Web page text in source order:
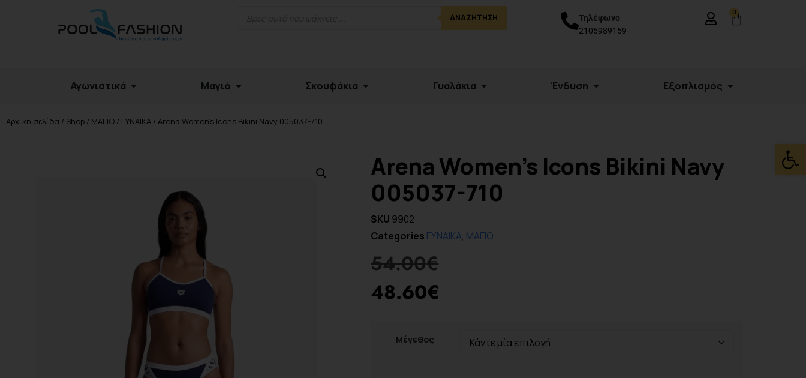
ΑΝΑΖΉΤΗΣΗ
Τηλέφωνο
2105989159
0
Αγωνιστικά Μαγιό Σκουφάκια Γυαλάκια Ένδυση Εξοπλισμός
Αρχική σελίδα / Shop / ΜΑΓΙΟ / ΓΥΝΑΙΚΑ / Arena Women’s Icons Bikini Navy 005037-710
Arena Women’s Icons Bikini Navy
005037-710
SKU 9902
Categories ΓΥΝΑΙΚΑ, ΜΑΓΙΟ
54.00€
48.60€
Μέγεθος